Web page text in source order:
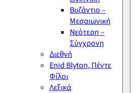
Βυζάντιο –
Μεσαιωνική
Νεότερη –
Σύγχρονη
Διεθνή
Enid Blyton, Πέντε
Φίλοι
Λεξικά